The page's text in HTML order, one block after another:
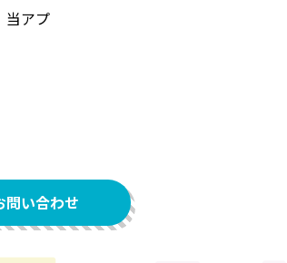
当アプ
問い合わせ